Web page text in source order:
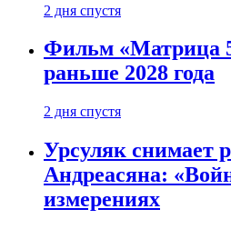
2 дня спустя
Фильм «Матрица
раньше 2028 года
2 дня спустя
Урсуляк снимает
Андреасяна:
измерениях